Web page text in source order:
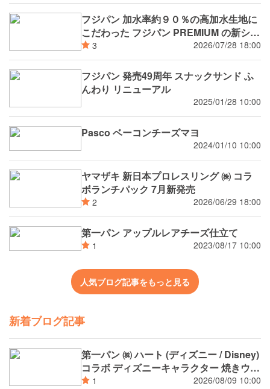
フジパン 加水率約９０％の高加水生地に
こだわった フジパン PREMIUM の新シリ
ーズ 潤rich（うるおいりっち）うるおい
サンド ブルーベリー 8月新発売
3 2026/07/28 18:00
フジパン 発売49周年 スナックサンド ふ
んわり リニューアル
2025/01/28 10:00
Pasco ベーコンチーズマヨ
2024/01/10 10:00
ヤマザキ 新日本プロレスリング ㈱ コラ
ボランチパック 7月新発売
2 2026/06/29 18:00
第一パン アップルレアチーズ仕立て
1 2023/08/17 10:00
人気ブログ記事をもっと見る
新着ブログ記事
第一パン ㈱ ハート (ディズニー / Disney)
コラボ ディズニーキャラクター 焼きウイ
ンナーカレーパン
1 2026/08/09 10:00